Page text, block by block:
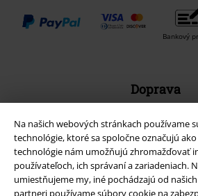
Na našich webových stránkach používame
technológie, ktoré sa spoločne označujú ako
technológie nám umožňujú zhromažďovať
používateľoch, ich správaní a zariadeniach.
umiestňujeme my, iné pochádzajú od
partneri používame súbory cookie na
Bankový
Doprava
Nová aplikácia